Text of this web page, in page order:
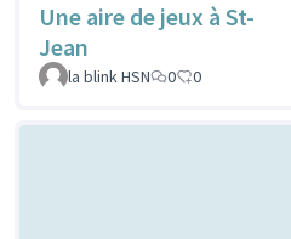
Une aire de jeux à St-
Jean
la blink HSN
0 0